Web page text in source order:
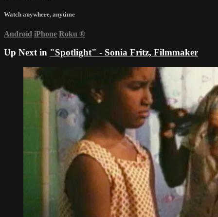
Watch anywhere, anytime
Android iPhone Roku ®
Up Next in "Spotlight" - Sonia Fritz, Filmmaker